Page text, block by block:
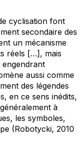
cyclisation font
secondaire des
un mécanisme
réels […], mais
engendrant
aussi comme
des légendes
en ce sens inédits,
à
les symboles,
(Robotycki, 2010